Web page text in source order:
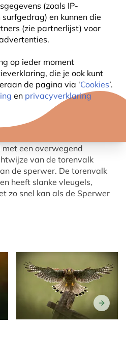
(zoals IP-
en kunnen die
(zie partnerlijst) voor
op ieder moment
die je ook kunt
de pagina via ‘Cookies’.
en privacyverklaring
(Falco Tinnunculus) is
een overwegend
van de torenvalk
de sperwer. De torenvalk
heeft slanke vleugels,
zo snel kan als de Sperwer